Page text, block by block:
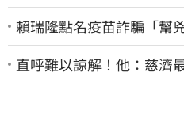
賴瑞隆點名疫苗詐騙「幫
句被網罵爆
直呼難以諒解！他：慈濟